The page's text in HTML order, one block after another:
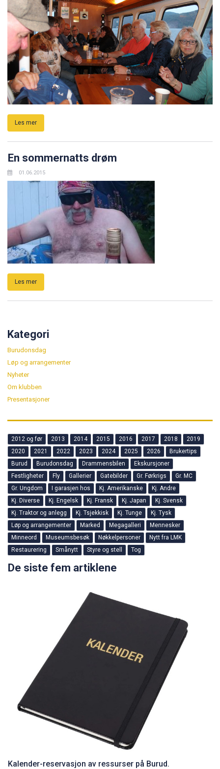
Les mer
En sommernatts drøm
01.06.2015
Les mer
Kategori
Burudonsdag
Løp og arrangementer
Nyheter
Om klubben
Presentasjoner
2012 og før 2013 2014 2015 2016 2017 2018
2019
2020
2021 2022 2023 2024 2025 2026
Brukertips
Burud
Burudonsdag Drammensbilen
Ekskursjoner
Festligheter
Fly Gallerier Gatebilder Gr. Førkrigs
Gr. MC
Gr. Ungdom
I garasjen hos Kj. Amerikanske
Kj. Andre
Kj. Diverse
Kj. Engelsk Kj. Fransk Kj. Japan
Kj. Svensk
Kj. Traktor og anlegg
Kj. Tsjekkisk Kj. Tunge
Kj. Tysk
Løp og arrangementer
Marked Megagalleri
Mennesker
Minneord
Museumsbesøk Nøkkelpersoner
Nytt fra LMK
Restaurering
Smånytt Styre og stell Tog
De siste fem artiklene
Kalender-reservasjon av ressurser på Burud.